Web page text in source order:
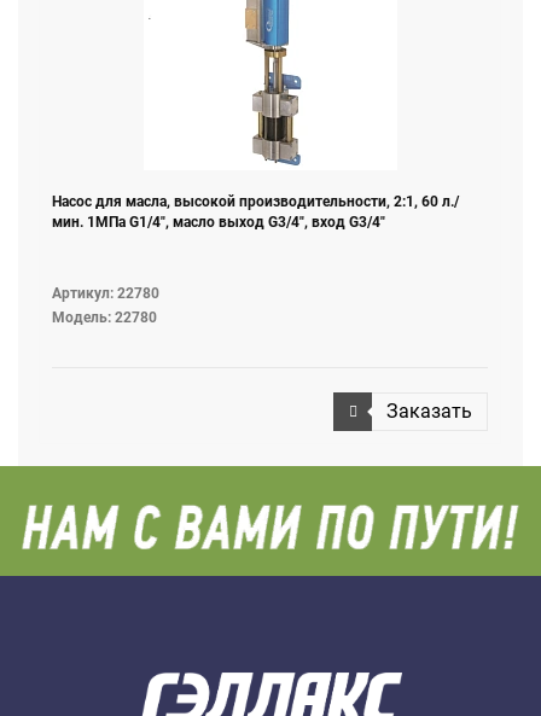
Насос для масла, высокой производительности, 2:1, 60 л./
мин. 1МПа G1/4", масло выход G3/4", вход G3/4"
Артикул: 22780
Модель: 22780
Заказать